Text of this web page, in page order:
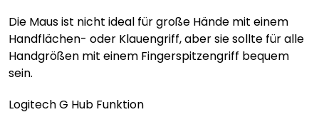
Die Maus ist nicht ideal für große Hände mit einem
Handflächen- oder Klauengriff, aber sie sollte für alle
Handgrößen mit einem Fingerspitzengriff bequem
sein.
Logitech G Hub Funktion